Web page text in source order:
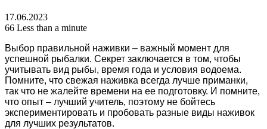
17.06.2023
66 Less than a minute
Выбор правильной наживки – важный момент для
успешной рыбалки. Секрет заключается в том, чтобы
учитывать вид рыбы, время года и условия водоема.
Помните, что свежая наживка всегда лучше приманки,
так что не жалейте времени на ее подготовку. И помните,
что опыт – лучший учитель, поэтому не бойтесь
экспериментировать и пробовать разные виды наживок
для лучших результатов.